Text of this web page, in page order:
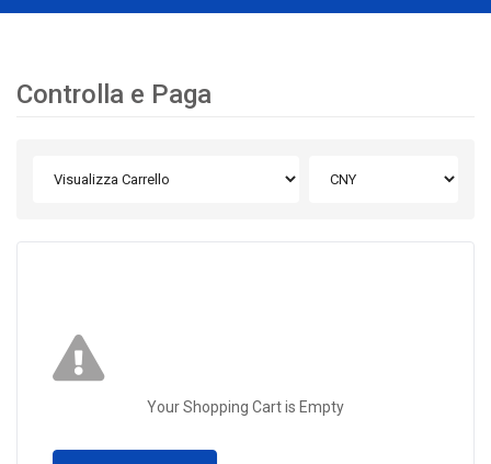
Controlla e Paga
Your Shopping Cart is Empty